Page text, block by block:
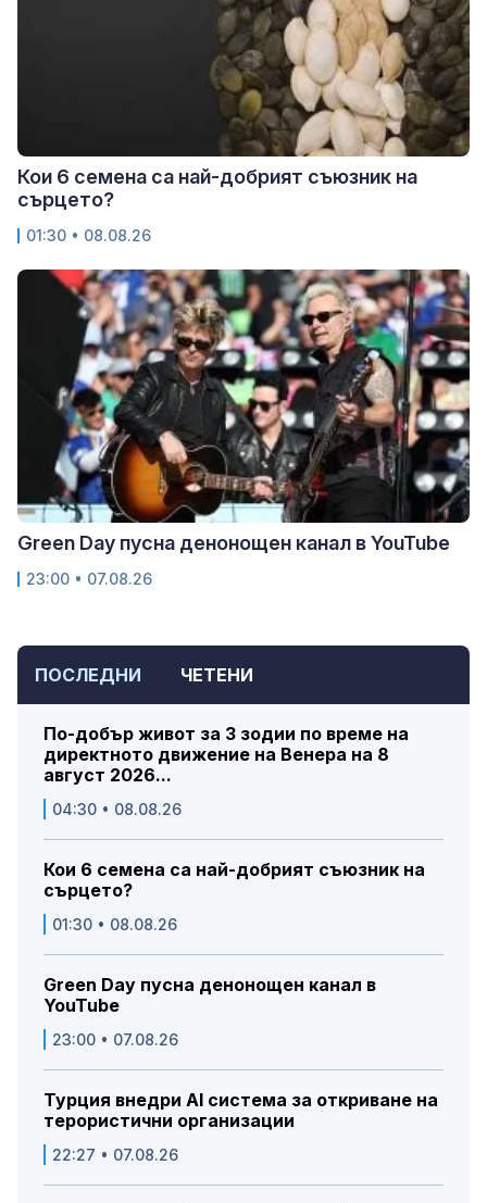
ПОСЛЕДНИ ЧЕТЕНИ
По-добър живот за 3 зодии по време на
директното движение на Венера на 8
август 2026...
04:30 • 08.08.26
Кои 6 семена са най-добрият съюзник на
сърцето?
01:30 • 08.08.26
Green Day пусна денонощен канал в
YouTube
23:00 • 07.08.26
Турция внедри AI система за откриване на
терористични организации
22:27 • 07.08.26
Кои 6 семена са най-добрият съюзник на
сърцето?
01:30 • 08.08.26
Green Day пусна денонощен канал в YouTube
23:00 • 07.08.26